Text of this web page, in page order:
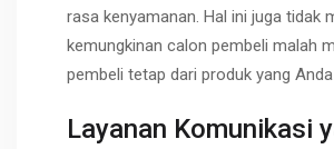
rasa kenyamanan. Hal ini juga tidak
kemungkinan calon pembeli malah
pembeli tetap dari produk yang Anda
Layanan Komunikasi